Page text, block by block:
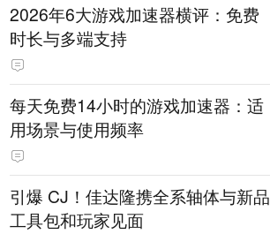
2026年6大游戏加速器横评：免费
时长与多端支持
每天免费14小时的游戏加速器：适
用场景与使用频率
引爆 CJ！佳达隆携全系轴体与新品
工具包和玩家见面